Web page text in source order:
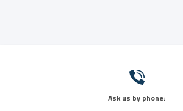
Ask us by phone: